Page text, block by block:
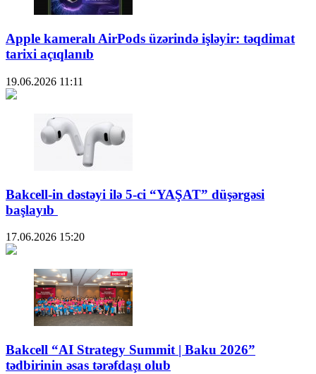
Apple kameralı AirPods üzərində işləyir: təqdimat
tarixi açıqlanıb
19.06.2026 11:11
Bakcell-in dəstəyi ilə 5-ci “YAŞAT” düşərgəsi
başlayıb
17.06.2026 15:20
Bakcell “AI Strategy Summit | Baku 2026”
tədbirinin əsas tərəfdaşı olub